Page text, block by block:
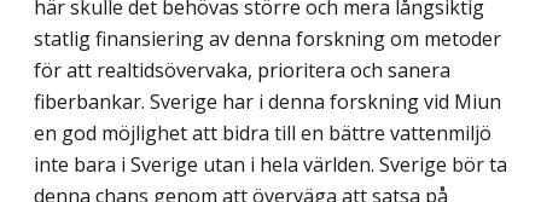
här skulle det behövas större och mera långsiktig
statlig finansiering av denna forskning om metoder
för att realtidsövervaka, prioritera och sanera
fiberbankar. Sverige har i denna forskning vid Miun
en god möjlighet att bidra till en bättre vatten­miljö
inte bara i Sverige utan i hela världen. Sverige bör ta
denna chans genom att överväga att satsa på